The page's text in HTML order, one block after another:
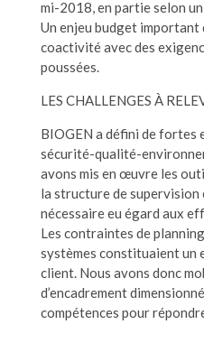
mi-2018, en partie selon
Un enjeu budget important
coactivité avec des
poussées.
LES CHALLENGES À
BIOGEN a défini de fortes
sécurité-qualité-
avons mis en œuvre les
la structure de
nécessaire eu égard aux
Les contraintes de
systèmes constituaient un
client. Nous avons donc
d’encadrement
compétences pour